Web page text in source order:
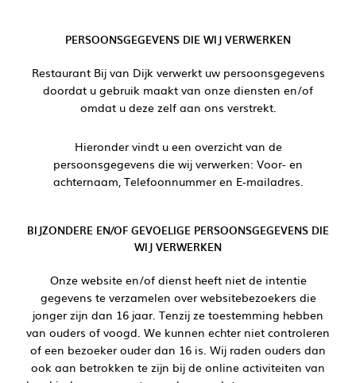
PERSOONSGEGEVENS DIE WIJ VERWERKEN
Restaurant Bij van Dijk verwerkt uw persoonsgegevens
doordat u gebruik maakt van onze diensten en/of
omdat u deze zelf aan ons verstrekt.
Hieronder vindt u een overzicht van de
persoonsgegevens die wij verwerken: Voor- en
achternaam, Telefoonnummer en E-mailadres.
BIJZONDERE EN/OF GEVOELIGE PERSOONSGEGEVENS DIE
WIJ VERWERKEN
Onze website en/of dienst heeft niet de intentie
gegevens te verzamelen over websitebezoekers die
jonger zijn dan 16 jaar. Tenzij ze toestemming hebben
van ouders of voogd. We kunnen echter niet controleren
of een bezoeker ouder dan 16 is. Wij raden ouders dan
ook aan betrokken te zijn bij de online activiteiten van